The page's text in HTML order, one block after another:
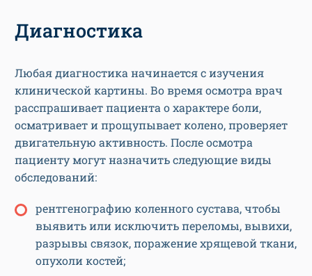
Диагностика
Любая диагностика начинается с изучения
клинической картины. Во время осмотра врач
расспрашивает пациента о характере боли,
осматривает и прощупывает колено, проверяет
двигательную активность. После осмотра
пациенту могут назначить следующие виды
обследований:
рентгенографию коленного сустава, чтобы
выявить или исключить переломы, вывихи,
разрывы связок, поражение хрящевой ткани,
опухоли костей;